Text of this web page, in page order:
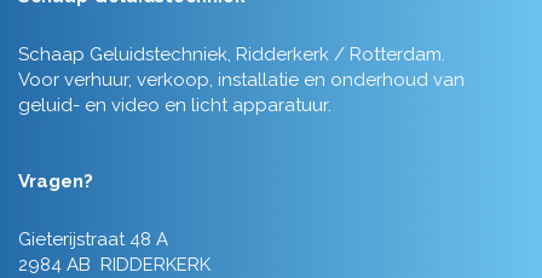
Schaap Geluidstechniek, Ridderkerk / Rotterdam.
Voor verhuur, verkoop, installatie en onderhoud van
geluid- en video en licht apparatuur.
Vragen?
Gieterijstraat 48 A
2984 AB RIDDERKERK